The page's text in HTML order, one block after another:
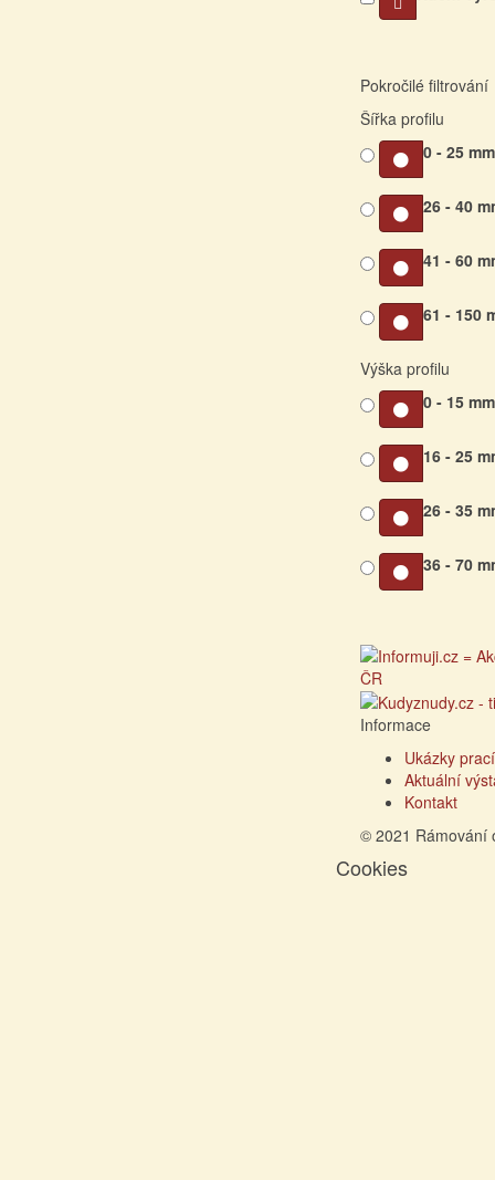
Pokročilé filtrování
Šířka profilu
0 - 25
26 - 40
41 - 60
61 - 150
Výška profilu
0 - 15
16 - 25
26 - 35
36 - 70
Informace
Ukázky prací
Aktuální
Kontakt
© 2021 Rámování
Cookies